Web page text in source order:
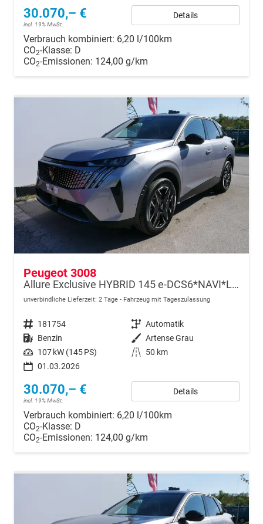
30.070,– €
incl. 19% MwSt.
Details
Verbrauch kombiniert: 6,20 l/100km
CO2-Klasse: D
CO2-Emissionen: 124,00 g/km
Peugeot 3008
Allure Exclusive HYBRID 145 e-DCS6*NAVI*LED*PDC*360*KAMERA*TEMPOMAT*19-ZOLL-ALU
unverbindliche Lieferzeit: 2 Tage Fahrzeug mit Tageszulassung
Fahrzeugnr. 181754 Getriebe Automatik
Kraftstoff Benzin Außenfarbe Artense Grau
Leistung 107 kW (145 PS) Kilometerstand
50 km
01.03.2026
30.070,– €
incl. 19% MwSt.
Details
Verbrauch kombiniert: 6,20 l/100km
CO2-Klasse: D
CO2-Emissionen: 124,00 g/km